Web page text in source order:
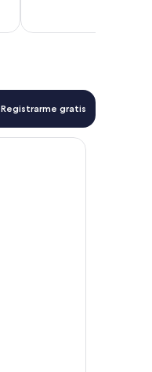
Registrarme gratis